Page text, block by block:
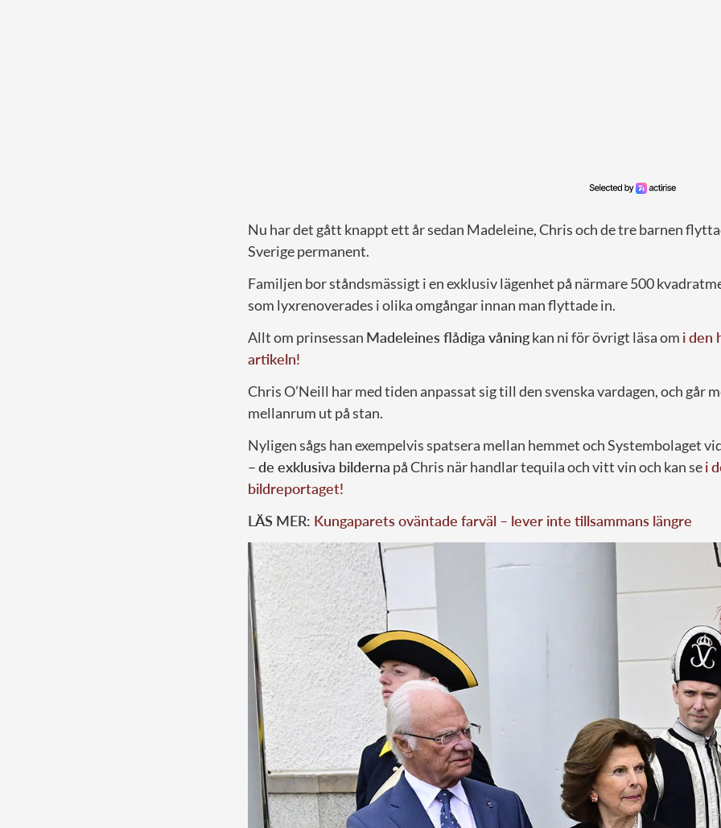
Nu har det gått knappt ett år sedan Madeleine, Chris och de tre barnen
Sverige permanent.
Familjen bor ståndsmässigt i en exklusiv lägenhet på närmare 500
som lyxrenoverades i olika omgångar innan man flyttade in.
Allt om prinsessan Madeleines flådiga våningkan ni för övrigt läsa om i den
artikeln!
Chris O’Neill har med tiden anpassat sig till den svenska vardagen, och går
mellanrum ut på stan.
Nyligen sågs han exempelvis spatsera mellan hemmet och Systembolaget
–de exklusiva bilderna på Chris när handlar tequila och vitt vin och kan sei
bildreportaget!
LÄS MER: Kungaparets oväntade farväl – lever inte tillsammans längre